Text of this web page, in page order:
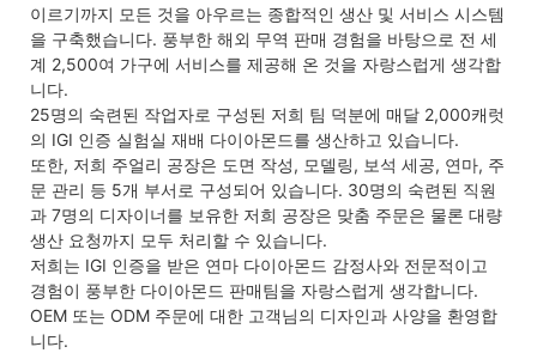
이르기까지 모든 것을 아우르는 종합적인 생산 및 서비스 시스템
을 구축했습니다. 풍부한 해외 무역 판매 경험을 바탕으로 전 세
계 2,500여 가구에 서비스를 제공해 온 것을 자랑스럽게 생각합
니다.
25명의 숙련된 작업자로 구성된 저희 팀 덕분에 매달 2,000캐럿
의 IGI 인증 실험실 재배 다이아몬드를 생산하고 있습니다.
또한, 저희 주얼리 공장은 도면 작성, 모델링, 보석 세공, 연마, 주
문 관리 등 5개 부서로 구성되어 있습니다. 30명의 숙련된 직원
과 7명의 디자이너를 보유한 저희 공장은 맞춤 주문은 물론 대량
생산 요청까지 모두 처리할 수 있습니다.
저희는 IGI 인증을 받은 연마 다이아몬드 감정사와 전문적이고
경험이 풍부한 다이아몬드 판매팀을 자랑스럽게 생각합니다.
OEM 또는 ODM 주문에 대한 고객님의 디자인과 사양을 환영합
니다.